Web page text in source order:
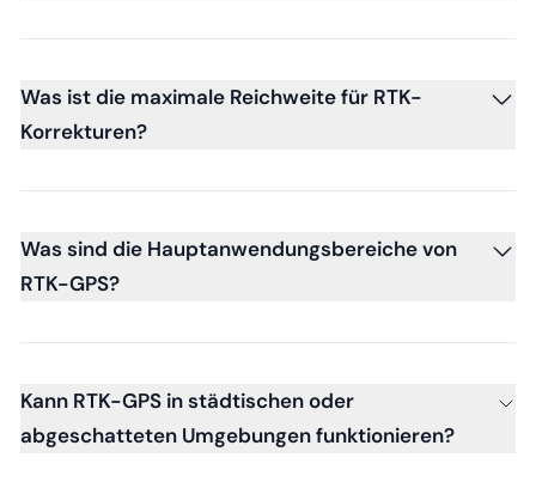
Was ist die maximale Reichweite für RTK-
Korrekturen?
Was sind die Hauptanwendungsbereiche von
RTK-GPS?
Kann RTK-GPS in städtischen oder
abgeschatteten Umgebungen funktionieren?